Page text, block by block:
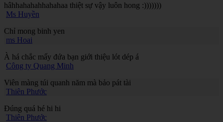
hâhhahahahhahahaa thiệt sự vậy luôn hong :)))))))
Ms Huyền
Chỉ mong binh yen
ms Hoai
À há chắc mấy đứa bạn giới thiệu lót dép á
Công ty Quang Minh
Viên màng túi quanh năm mà bảo pát tài
Thiên Phước
Đúng quá hé hi hi
Thiên Phước